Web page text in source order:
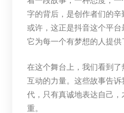
字的背后，是创作者们的辛
或许，这正是抖音这个平
它为每一个有梦想的人提供
在这个舞台上，我们看到
互动的力量。这些故事告
代，只有真诚地表达自己
重。